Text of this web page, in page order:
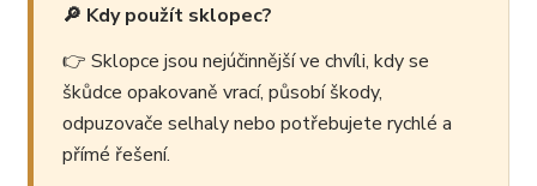
🔎 Kdy použít sklopec?
👉 Sklopce jsou nejúčinnější ve chvíli, kdy se
škůdce opakovaně vrací, působí škody,
odpuzovače selhaly nebo potřebujete rychlé a
přímé řešení.